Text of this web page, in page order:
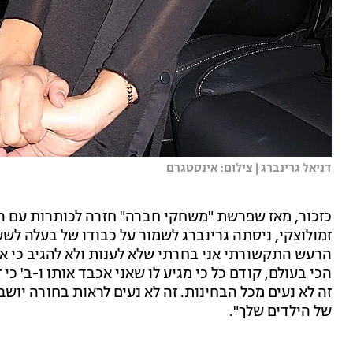
דניאל גרינברג | צילום: אינסטגרם
כזכור, מאז שפרשת "משחקי חברה" חזרה לכותרות עם
זמולוצקי, ניסתה גרינברג לשמור על כבודו של בעלה
הרעש התקשורתי אני בחרתי שלא לענות ולא להגיב
הכי בעולם, קודם כל כי מגיע לו שאני אכבד אותו ו-ב'
זה לא נעים מכל הבחינות. זה לא נעים לראות בחורה
של הילדים שלך".